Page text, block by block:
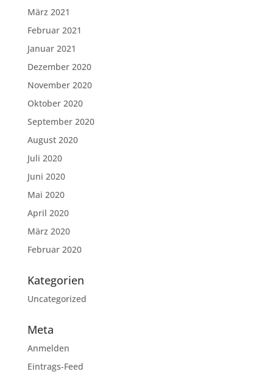
März 2021
Februar 2021
Januar 2021
Dezember 2020
November 2020
Oktober 2020
September 2020
August 2020
Juli 2020
Juni 2020
Mai 2020
April 2020
März 2020
Februar 2020
Kategorien
Uncategorized
Meta
Anmelden
Eintrags-Feed